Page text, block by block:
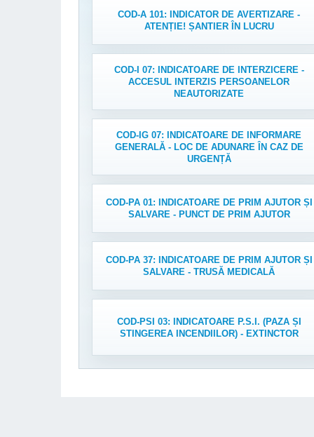
COD-A 101: INDICATOR DE AVERTIZARE -
ATENȚIE! ȘANTIER ÎN LUCRU
COD-I 07: INDICATOARE DE INTERZICERE -
ACCESUL INTERZIS PERSOANELOR
NEAUTORIZATE
COD-IG 07: INDICATOARE DE INFORMARE
GENERALĂ - LOC DE ADUNARE ÎN CAZ DE
URGENȚĂ
COD-PA 01: INDICATOARE DE PRIM AJUTOR ȘI
SALVARE - PUNCT DE PRIM AJUTOR
COD-PA 37: INDICATOARE DE PRIM AJUTOR ȘI
SALVARE - TRUSĂ MEDICALĂ
COD-PSI 03: INDICATOARE P.S.I. (PAZA ȘI
STINGEREA INCENDIILOR) - EXTINCTOR